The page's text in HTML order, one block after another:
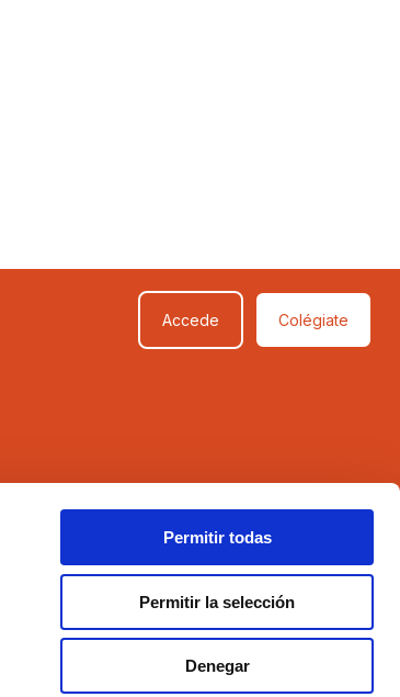
Permitir todas
Permitir la selección
Denegar
Accede Colégiate
Política de cookies